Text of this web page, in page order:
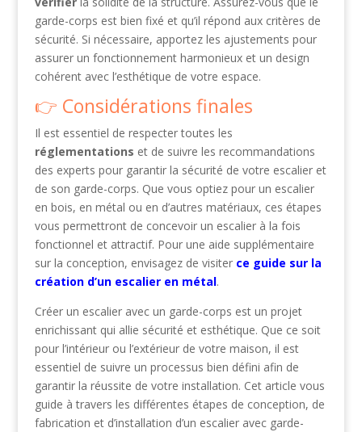
garde-corps est bien fixé et qu’il répond aux critères de
sécurité. Si nécessaire, apportez les ajustements pour
assurer un fonctionnement harmonieux et un design
cohérent avec l’esthétique de votre espace.
Considérations finales
Il est essentiel de respecter toutes les
réglementations et de suivre les recommandations
des experts pour garantir la sécurité de votre escalier et
de son garde-corps. Que vous optiez pour un escalier
en bois, en métal ou en d’autres matériaux, ces étapes
vous permettront de concevoir un escalier à la fois
fonctionnel et attractif. Pour une aide supplémentaire
sur la conception, envisagez de visiter ce guide sur la
création d’un escalier en métal.
Créer un escalier avec un garde-corps est un projet
enrichissant qui allie sécurité et esthétique. Que ce soit
pour l’intérieur ou l’extérieur de votre maison, il est
essentiel de suivre un processus bien défini afin de
garantir la réussite de votre installation. Cet article vous
guide à travers les différentes étapes de conception, de
fabrication et d’installation d’un escalier avec garde-